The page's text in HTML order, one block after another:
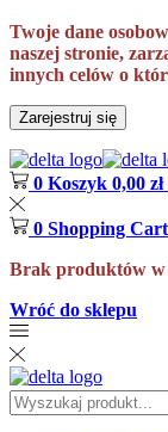
Twoje dane
naszej stronie,
innych celów o
Zarejestruj się
0 Koszyk 0,00 zł
0 Shopping Cart
Brak produktów w
Wróć do sklepu
Search
input